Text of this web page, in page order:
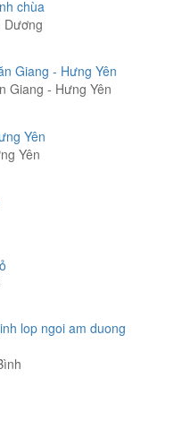
Dương
Giang - Hưng Yên
Yên